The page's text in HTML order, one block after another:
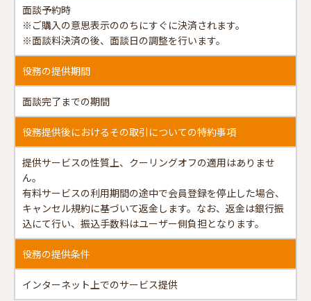
面談予約時
※ご購入の意思表示ののちにすぐに決済されます。
※面談料決済の後、面談日の調整を行います。
役務の提供期間
面談完了までの期間
役務提供後におけるその取引についての特約事項
提供サービスの性質上、クーリングオフの適用はありませ
ん。
有料サービスの利用期間の途中で会員登録を停止した場合、
キャンセル規約に基づいて返金します。なお、返金は銀行振
込にて行い、振込手数料はユーザー側負担となります。
役務の提供条件
インターネット上でのサービス提供